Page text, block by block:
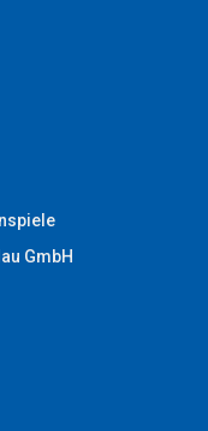
GmbH